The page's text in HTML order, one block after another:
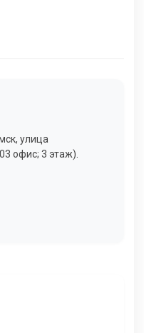
улица
офис; 3 этаж).